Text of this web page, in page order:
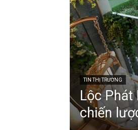
TIN THỊ TRƯỜNG
Lộc
chiến